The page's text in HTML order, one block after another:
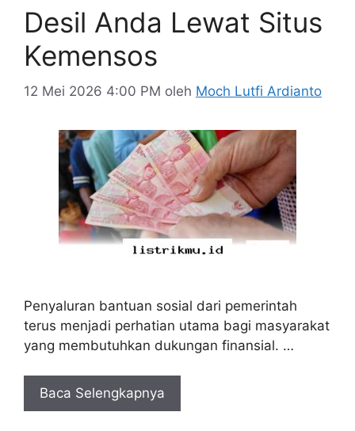
Desil Anda Lewat Situs
Kemensos
12 Mei 2026 4:00 PM oleh Moch Lutfi Ardianto
Penyaluran bantuan sosial dari pemerintah
terus menjadi perhatian utama bagi masyarakat
yang membutuhkan dukungan finansial. …
Baca Selengkapnya